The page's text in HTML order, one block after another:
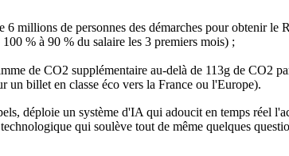
millions de personnes des démarches pour obtenir le
% à 90 % du salaire les 3 premiers mois) ;
de CO2 supplémentaire au-delà de 113g de CO2
un billet en classe éco vers la France ou l'Europe).
déploie un système d'IA qui adoucit en temps réel
qui soulève tout de même quelques